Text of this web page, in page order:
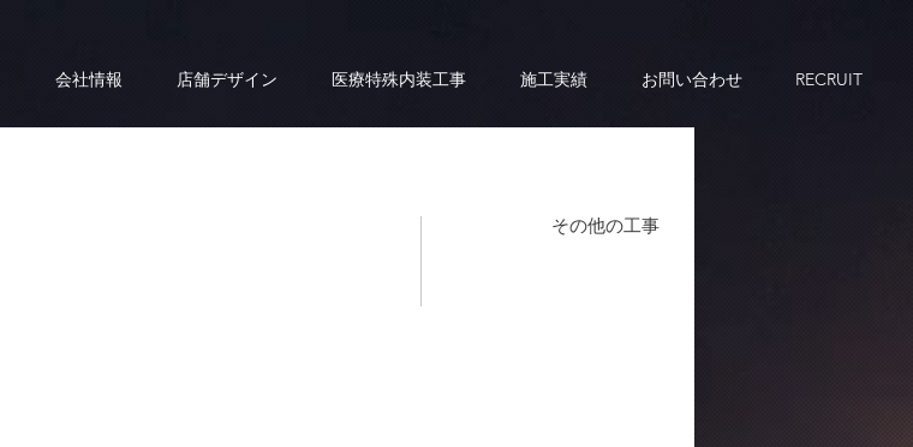
会社情報 店舗デザイン 医療特殊内装工事 施工実績 お問い合わせ RECRUIT
その他の工事